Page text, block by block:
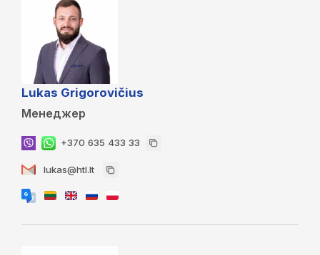
Lukas Grigorovičius
Менеджер
+370 635 433 33
lukas@htl.lt